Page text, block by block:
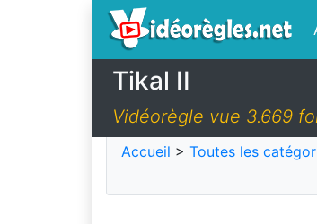
Tikal II
Vidéorègle vue 3.669
Accueil > Toutes les